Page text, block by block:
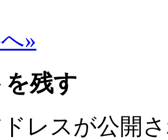
»
残す
レスが公開